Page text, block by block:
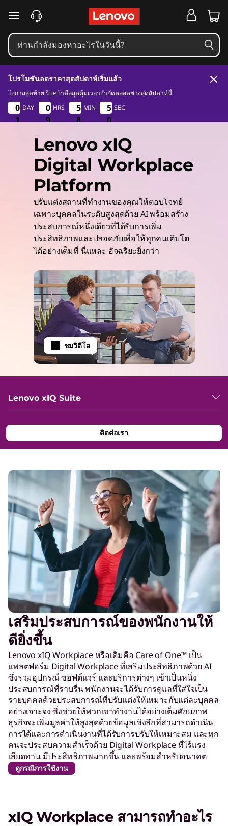
ข้ามไปที่เนื้อหาหลัก
โปรโมชันลดราคาสุดสัปดาห์เริ่มแล้ว
โอกาสสุดท้าย รีบคว้าดีลสุดคุ้มเวลาจำกัดตลอดช่วงสุดสัปดาห์นี้
0
1
0
1
0
1
0
1
DAY
0
9
0
9
0
9
0
9
HRS
5
8
5
8
5
8
5
8
MIN
5
0
4
8
5
0
4
8
SEC
Lenovo xIQ
Digital Workplace
Platform
ปรับแต่งสถานที่ทำงานของคุณให้ตอบโจทย์
เฉพาะบุคคลในระดับสูงสุดด้วย AI พร้อมสร้าง
ประสบการณ์หนึ่งเดียวที่ได้รับการเพิ่ม
ประสิทธิภาพและปลอดภัยเพื่อให้ทุกคนเติบโต
ได้อย่างเต็มที่ นี่แหละ อัจฉริยะยิ่งกว่า
ชมวิดีโอ
Lenovo xIQ Suite
ติดต่อเรา
เสริมประสบการณ์ของพนักงานให้
ดียิ่งขึ้น
Lenovo xIQ Workplace หรือเดิมคือ Care of One™ เป็น
แพลตฟอร์ม Digital Workplace ที่เสริมประสิทธิภาพด้วย AI
ซึ่งรวมอุปกรณ์ ซอฟต์แวร์ และบริการต่างๆ เข้าเป็นหนึ่ง
ประสบการณ์ที่ราบรื่น พนักงานจะได้รับการดูแลที่ใส่ใจเป็น
รายบุคคลด้วยประสบการณ์ที่ปรับแต่งให้เหมาะกับแต่ละบุคคล
อย่างเจาะจง ซึ่งช่วยให้พวกเขาทำงานได้อย่างเต็มศักยภาพ
ธุรกิจจะเพิ่มมูลค่าให้สูงสุดด้วยข้อมูลเชิงลึกที่สามารถดำเนิน
การได้และการดำเนินงานที่ได้รับการปรับให้เหมาะสม และทุก
คนจะประสบความสำเร็จด้วย Digital Workplace ที่ไร้แรง
เสียดทาน มีประสิทธิภาพมากขึ้น และพร้อมสำหรับอนาคต
ดูกรณีการใช้งาน
xIQ Workplace สามารถทำอะไร